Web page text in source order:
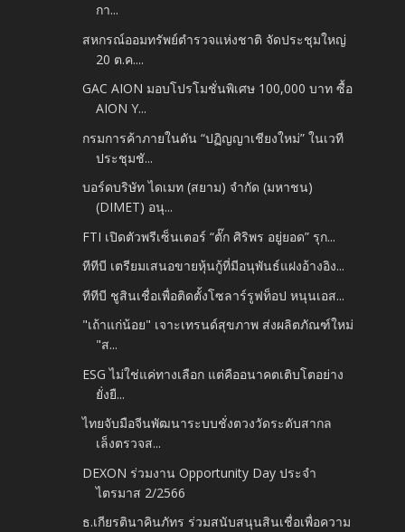
กา...
สหกรณ์ออมทรัพย์ตำรวจแห่งชาติ จัดประชุมใหญ่
20 ต.ค....
GAC AION มอบโปรโมชั่นพิเศษ 100,000 บาท ซื้อ
AION Y...
กรมการค้าภายในดัน “ปฏิญญาเชียงใหม่” ในเวที
ประชุมชั...
บอร์ดบริษัท ไดเมท (สยาม) จำกัด (มหาชน)
(DIMET) อนุ...
FTI เปิดตัวพรีเซ็นเตอร์ “ตั๊ก ศิริพร อยู่ยอด” รุก...
ทีทีบี เตรียมเสนอขายหุ้นกู้ที่มีอนุพันธ์แฝงอ้างอิง...
ทีทีบี ชูสินเชื่อเพื่อติดตั้งโซลาร์รูฟท็อป หนุนเอส...
"เถ้าแก่น้อย" เจาะเทรนด์สุขภาพ ส่งผลิตภัณฑ์ใหม่
"ส...
ESG ไม่ใช่แค่ทางเลือก แต่คืออนาคตเติบโตอย่าง
ยั่งยื...
ไทยจับมือจีนพัฒนาระบบชั่งตวงวัดระดับสากล
เล็งตรวจส...
DEXON ร่วมงาน Opportunity Day ประจำ
ไตรมาส 2/2566
ธ.เกียรตินาคินภัทร ร่วมสนับสนุนสินเชื่อเพื่อความ